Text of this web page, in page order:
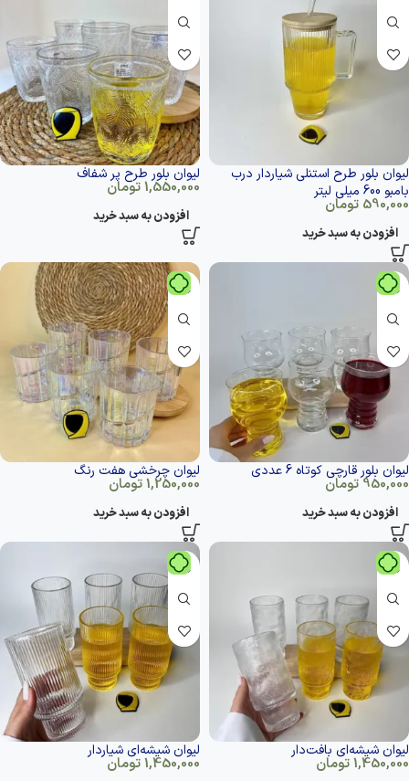
لیوان بلور طرح استنلی شیاردار درب
بامبو 600 میلی لیتر
590,000 تومان
افزودن به سبد خرید
لیوان بلور طرح پر شفاف
1,550,000تومان
افزودن به سبد خرید
لیوان بلور قارچی کوتاه 6 عددی
950,000 تومان
افزودن به سبد خرید
لیوان چرخشی هفت رنگ
1,250,000تومان
افزودن به سبد خرید
لیوان شیشه‌ای بافت‌دار
1,450,000تومان
لیوان شیشه‌ای شیاردار
1,450,000تومان